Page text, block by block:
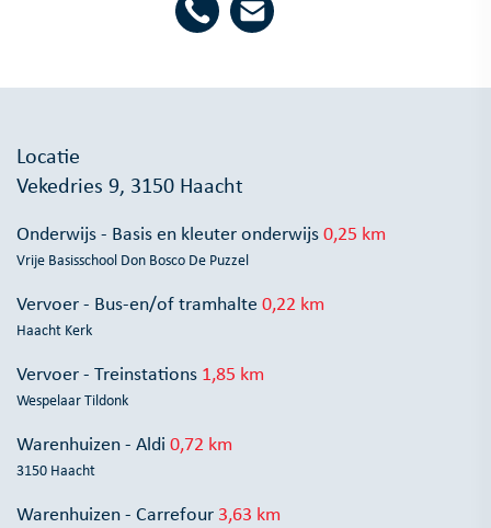
Locatie
Vekedries 9, 3150 Haacht
Onderwijs - Basis en kleuter onderwijs0,25 km
Vrije Basisschool Don Bosco De Puzzel
Vervoer - Bus-en/of tramhalte 0,22 km
Haacht Kerk
Vervoer - Treinstations 1,85 km
Wespelaar Tildonk
Warenhuizen - Aldi 0,72 km
3150 Haacht
Warenhuizen - Carrefour 3,63 km